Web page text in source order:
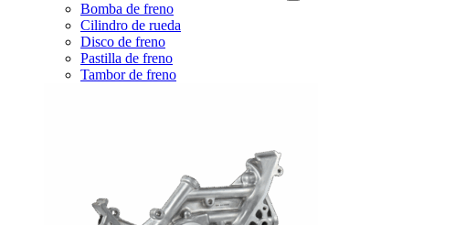
Bomba de freno
Cilindro de rueda
Disco de freno
Pastilla de freno
Tambor de freno